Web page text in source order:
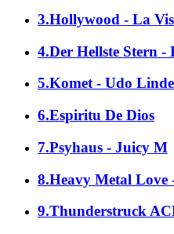
3.Hollywood - La
4.Der Hellste Stern -
5.Komet - Udo
6.Espiritu De Dios
7.Psyhaus - Juicy M
8.Heavy Metal Love
9.Thunderstruck